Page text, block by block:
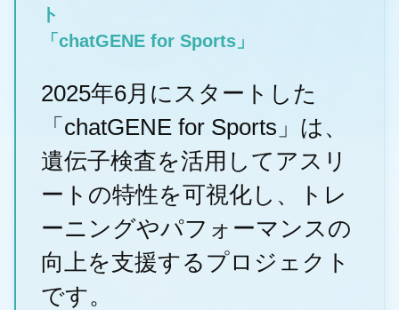
ト
「chatGENE for Sports」
2025年6月にスタートした
「chatGENE for Sports」は、
遺伝子検査を活用してアスリ
ートの特性を可視化し、トレ
ーニングやパフォーマンスの
向上を支援するプロジェクト
です。